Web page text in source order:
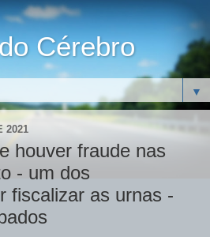
Cérebro
▼
2021
houver fraude nas
- um dos
fiscalizar as urnas -